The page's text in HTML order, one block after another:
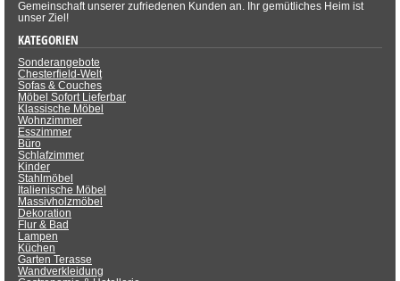
Gemeinschaft unserer zufriedenen Kunden an. Ihr gemütliches Heim ist
unser Ziel!
KATEGORIEN
Sonderangebote
Chesterfield-Welt
Sofas & Couches
Möbel Sofort Lieferbar
Klassische Möbel
Wohnzimmer
Esszimmer
Büro
Schlafzimmer
Kinder
Stahlmöbel
Italienische Möbel
Massivholzmöbel
Dekoration
Flur & Bad
Lampen
Küchen
Garten Terasse
Wandverkleidung